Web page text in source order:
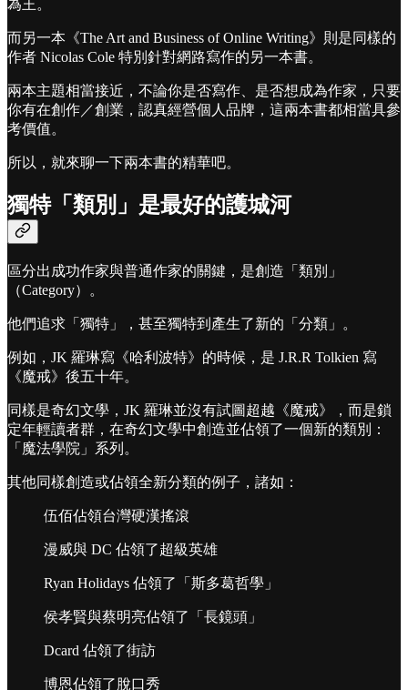
為王。
而另一本《The Art and Business of Online Writing》則是同樣的
作者 Nicolas Cole 特別針對網路寫作的另一本書。
兩本主題相當接近，不論你是否寫作、是否想成為作家，只要
你有在創作／創業，認真經營個人品牌，這兩本書都相當具參
考價值。
所以，就來聊一下兩本書的精華吧。
獨特「類別」是最好的護城河
區分出成功作家與普通作家的關鍵，是創造「類別」
（Category）。
他們追求「獨特」，甚至獨特到產生了新的「分類」。
例如，JK 羅琳寫《哈利波特》的時候，是 J.R.R Tolkien 寫
《魔戒》後五十年。
同樣是奇幻文學，JK 羅琳並沒有試圖超越《魔戒》，而是鎖
定年輕讀者群，在奇幻文學中創造並佔領了一個新的類別：
「魔法學院」系列。
其他同樣創造或佔領全新分類的例子，諸如：
伍佰佔領台灣硬漢搖滾
漫威與 DC 佔領了超級英雄
Ryan Holidays 佔領了「斯多葛哲學」
侯孝賢與蔡明亮佔領了「長鏡頭」
Dcard 佔領了街訪
博恩佔領了脫口秀